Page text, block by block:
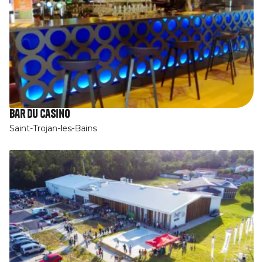
Bar du Casino
Saint-Trojan-les-Bains